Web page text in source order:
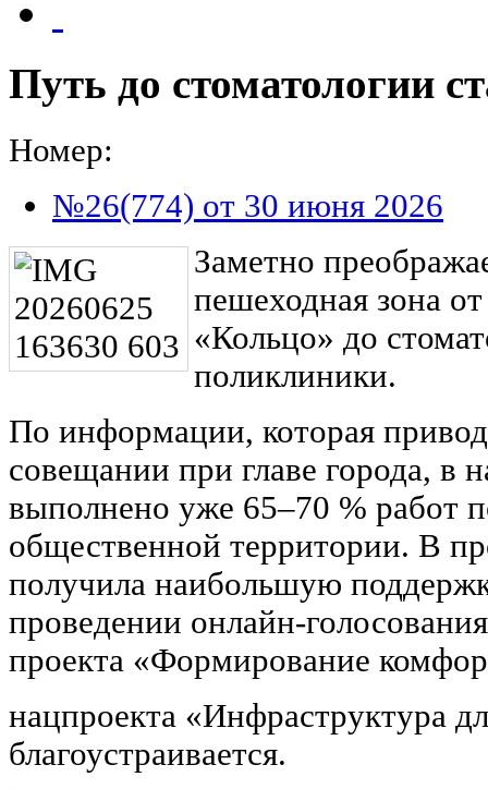
Путь до стоматологии
Номер:
№26(774) от 30 июня 2026
Заметно
пешеходная зона
«Кольцо» до
поликлиники.
По информации, которая
совещании при главе города, в
выполнено уже 65–70 % работ
общественной территории. В
получила наибольшую
проведении онлайн-
проекта «Формирование
нацпроекта «Инфраструктура
благоустраивается.